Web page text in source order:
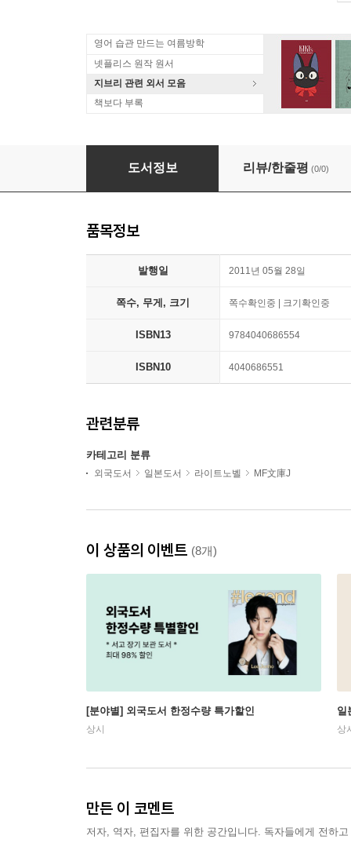
영어 습관 만드는 여름방학
넷플리스 원작 원서
지브리 관련 외서 모음
책보다 부록
僕は友達が少ない 6
도서정보 리뷰/한줄평 (0/0)
품목정보
발행일 2011년 05월 28일
쪽수, 무게, 크기 쪽수확인중 | 크기확인중
ISBN13 9784040686554
ISBN10 4040686551
관련분류
카테고리 분류
외국도서 일본도서 라이트노벨 MF文庫J
이 상품의 이벤트 (8개)
[분야별] 외국도서 한정수량 특가할인
상시
일
상
만든 이 코멘트
저자, 역자, 편집자를 위한 공간입니다. 독자들에게 전하